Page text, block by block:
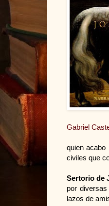
Gabriel
quien acabo
civiles que
Sertorio de
por
lazos de